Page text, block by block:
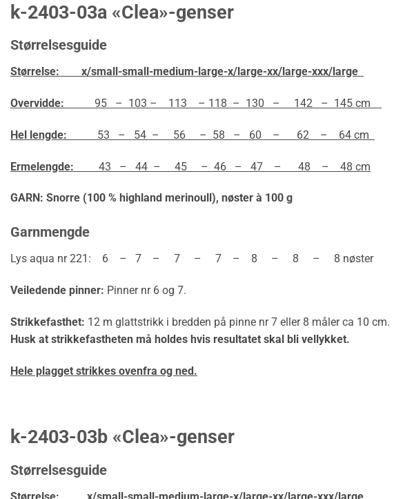
k-2403-03a «Clea»-genser
Størrelsesguide
Størrelse: x/small-small-medium-large-x/large-xx/large-xxx/large
Overvidde: 95 – 103 – 113 – 118 – 130 – 142 – 145 cm
Hel lengde: 53 – 54 – 56 – 58 – 60 – 62 – 64 cm
Ermelengde: 43 – 44 – 45 – 46 – 47 – 48 – 48 cm
GARN: Snorre (100 % highland merinoull), nøster à 100 g
Garnmengde
Lys aqua nr 221: 6 – 7 – 7 – 7 – 8 – 8 – 8 nøster
Veiledende pinner: Pinner nr 6 og 7.
Strikkefasthet: 12 m glattstrikk i bredden på pinne nr 7 eller 8 måler ca 10 cm.
Husk at strikkefastheten må holdes hvis resultatet skal bli vellykket.
Hele plagget strikkes ovenfra og ned.
k-2403-03b «Clea»-genser
Størrelsesguide